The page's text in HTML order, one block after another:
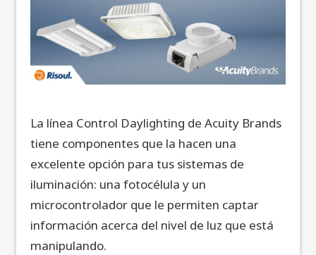
La línea Control Daylighting de Acuity Brands
tiene componentes que la hacen una
excelente opción para tus sistemas de
iluminación: una fotocélula y un
microcontrolador que le permiten captar
información acerca del nivel de luz que está
manipulando.